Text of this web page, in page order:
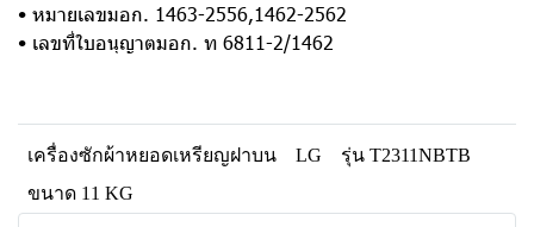
• หมายเลขมอก. 1463-2556,1462-2562
• เลขที่ใบอนุญาตมอก. ท 6811-2/1462
เครื่องซักผ้าหยอดเหรียญฝาบน LG
รุ่น T2311NBTB
ขนาด 11 KG